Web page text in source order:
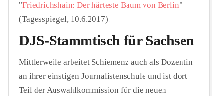
"Friedrichshain: Der härteste Baum von Berlin"
(Tagesspiegel, 10.6.2017).
DJS-Stammtisch für Sachsen
Mittlerweile arbeitet Schiemenz auch als Dozentin
an ihrer einstigen Journalistenschule und ist dort
Teil der Auswahlkommission für die neuen